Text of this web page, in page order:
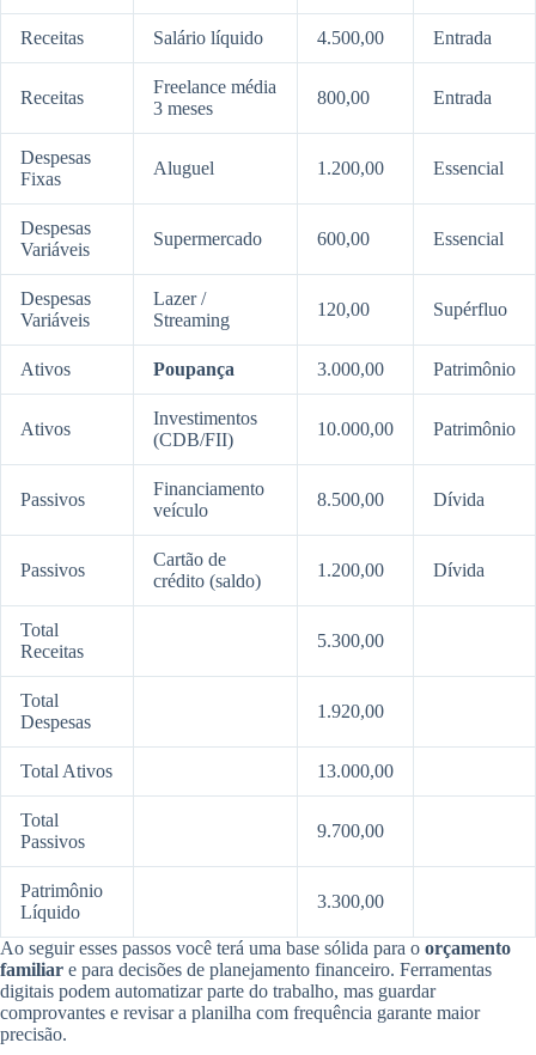
Receitas Salário líquido 4.500,00 Entrada
Receitas
Freelance média
3 meses
800,00 Entrada
Despesas
Fixas
Aluguel 1.200,00 Essencial
Despesas
Variáveis
Supermercado 600,00 Essencial
Despesas
Variáveis
Lazer /
Streaming
120,00 Supérfluo
Ativos Poupança 3.000,00 Patrimônio
Ativos
Investimentos
(CDB/FII)
10.000,00 Patrimônio
Passivos
Financiamento
veículo
8.500,00 Dívida
Passivos
Cartão de
crédito (saldo)
1.200,00 Dívida
Total
Receitas
5.300,00
Total
Despesas
1.920,00
Total Ativos 13.000,00
Total
Passivos
9.700,00
Patrimônio
Líquido
3.300,00
Ao seguir esses passos você terá uma base sólida para o orçamento
familiar e para decisões de planejamento financeiro. Ferramentas
digitais podem automatizar parte do trabalho, mas guardar
comprovantes e revisar a planilha com frequência garante maior
precisão.